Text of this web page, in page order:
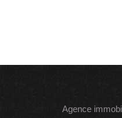
Agence